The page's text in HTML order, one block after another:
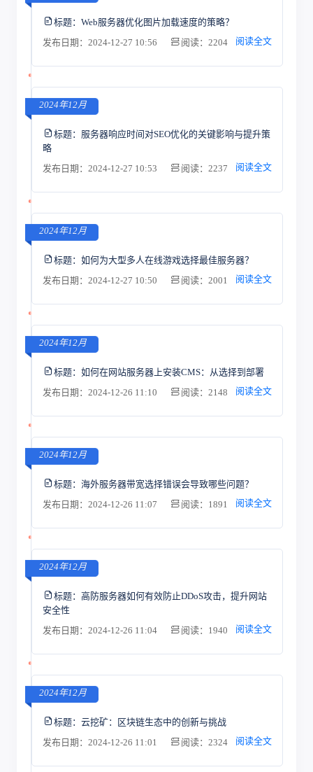
标题： Web服务器优化图片加载速度的策略？
发布日期：2024-12-27 10:56
阅读：2204 阅读全文
2024年12月
标题： 服务器响应时间对SEO优化的关键影响与提升策
略
发布日期：2024-12-27 10:53
阅读：2237 阅读全文
2024年12月
标题： 如何为大型多人在线游戏选择最佳服务器？
发布日期：2024-12-27 10:50
阅读：2001 阅读全文
2024年12月
标题： 如何在网站服务器上安装CMS：从选择到部署
发布日期：2024-12-26 11:10
阅读：2148 阅读全文
2024年12月
标题： 海外服务器带宽选择错误会导致哪些问题？
发布日期：2024-12-26 11:07
阅读：1891 阅读全文
2024年12月
标题： 高防服务器如何有效防止DDoS攻击，提升网站
安全性
发布日期：2024-12-26 11:04
阅读：1940 阅读全文
2024年12月
标题： 云挖矿：区块链生态中的创新与挑战
发布日期：2024-12-26 11:01
阅读：2324 阅读全文